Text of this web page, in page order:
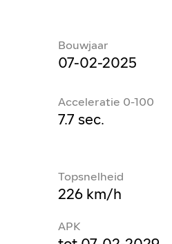
Bouwjaar
07-02-2025
Acceleratie 0-100
7.7 sec.
Topsnelheid
226 km/h
APK